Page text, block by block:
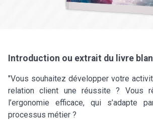
Introduction ou extrait du livre
"Vous souhaitez développer votre
relation client une réussite ? Vous
l’ergonomie efficace, qui s’adapte
processus métier ?